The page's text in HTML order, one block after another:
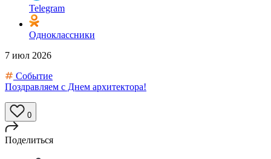
Telegram
Одноклассники
7 июл 2026
Событие
Поздравляем с Днем архитектора!
0
Поделиться